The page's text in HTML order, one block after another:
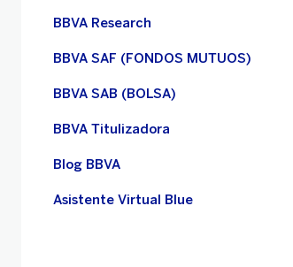
BBVA Research
BBVA SAF (FONDOS MUTUOS)
BBVA SAB (BOLSA)
BBVA Titulizadora
Blog BBVA
Asistente Virtual Blue